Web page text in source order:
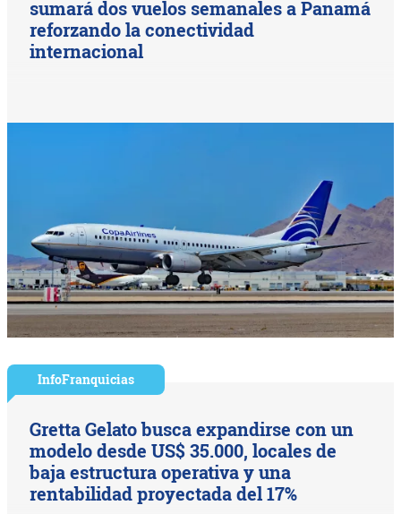
sumará dos vuelos semanales a Panamá
reforzando la conectividad
internacional
InfoFranquicias
Gretta Gelato busca expandirse con un
modelo desde US$ 35.000, locales de
baja estructura operativa y una
rentabilidad proyectada del 17%